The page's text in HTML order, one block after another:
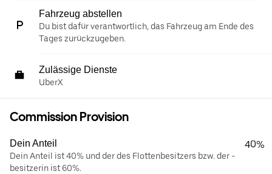
Fahrzeug abstellen
Du bist dafür verantwortlich, das Fahrzeug am Ende des
Tages zurückzugeben.
Zulässige Dienste
UberX
Commission Provision
Dein Anteil
Dein Anteil ist 40% und der des Flottenbesitzers bzw. der -
besitzerin ist 60%.
40%